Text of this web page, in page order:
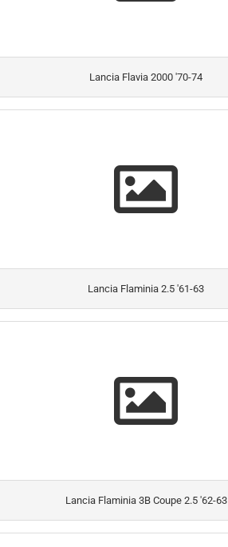
Lancia Flavia 2000 '70-74
Lancia Flaminia 2.5 '61-63
Lancia Flaminia 3B Coupe 2.5 '62-63